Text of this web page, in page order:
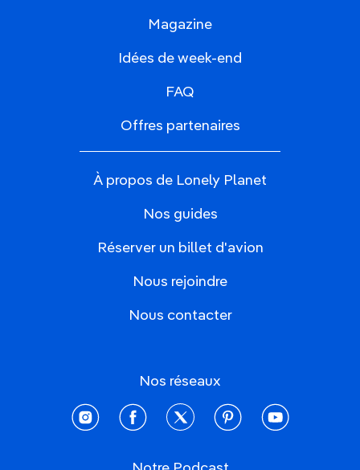
Magazine
Idées de week-end
FAQ
Offres partenaires
À propos de Lonely Planet
Nos guides
Réserver un billet d'avion
Nous rejoindre
Nous contacter
Nos réseaux
instagramfacebooktwitter pinterestyoutube